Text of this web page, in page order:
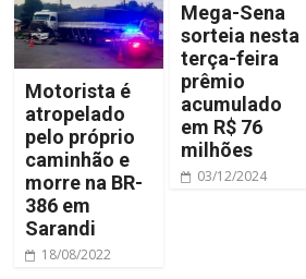
Motorista é
atropelado
pelo próprio
caminhão e
morre na BR-
386 em
Sarandi
18/08/2022
Mega-Sena
sorteia nesta
terça-feira
prêmio
acumulado
em R$ 76
milhões
03/12/2024